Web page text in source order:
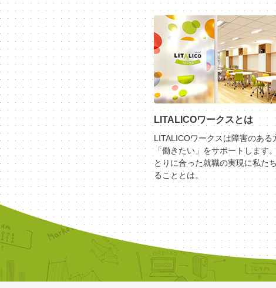
LITALICOワークスとは
LITALICOワークスは障害のある
「働きたい」をサポートします
とりに合った就職の実現に私た
ることとは。